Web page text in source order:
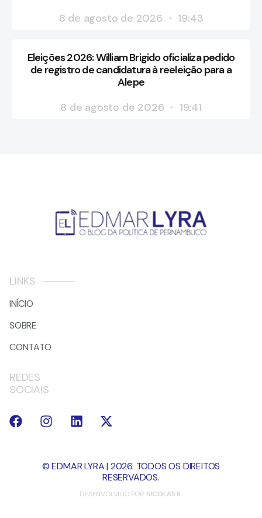
8 de agosto de 2026
19:43
Eleições 2026: William Brigido oficializa pedido
de registro de candidatura à reeleição para a
Alepe
8 de agosto de 2026
19:41
LINKS
INÍCIO
SOBRE
CONTATO
REDES
SOCIAIS
© EDMAR LYRA | 2026. TODOS OS DIREITOS
RESERVADOS.
DESENVOLVIDO POR NICOLAS R.